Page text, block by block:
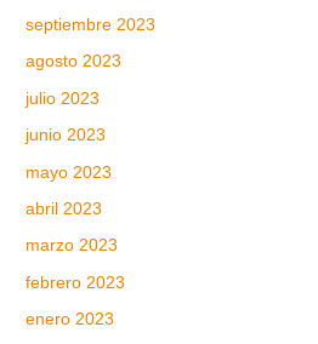
septiembre 2023
agosto 2023
julio 2023
junio 2023
mayo 2023
abril 2023
marzo 2023
febrero 2023
enero 2023